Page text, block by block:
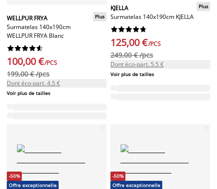
WELLPUR FRYA
Surmatelas 140x190cm
WELLPUR FRYA Blanc
Plus






100,00 €/PCS
199,00 € /pcs
Dont éco-part. 4.5 €
Voir plus de tailles
KJELLA
Surmatelas 140x190cm KJELLA
Plus






125,00 €/PCS
249,00 € /pcs
Dont éco-part. 5.5 €
Voir plus de tailles
-50%
Offre exceptionnelle
-50%
Offre exceptionnelle